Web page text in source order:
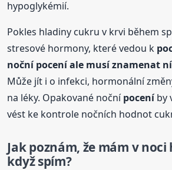
hypoglykémií.
Pokles hladiny cukru v krvi během
stresové hormony, které vedou k
nočnípoceníale musí znamenat
Může jít i o infekci, hormonální
na léky. Opakované nočnípoceníby
vést ke kontrole nočních hodnot
Jak poznám, že mám v
když spím?